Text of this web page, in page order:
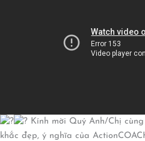
Kính mời Quý Anh/Chị
khắc đẹp, ý nghĩa của